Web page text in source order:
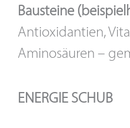
Bausteine
Antioxidantien,
Aminosäuren –
ENERGIE SCHUB